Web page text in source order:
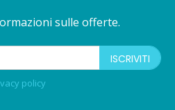
sulle offerte.
ISCRIVITI
policy